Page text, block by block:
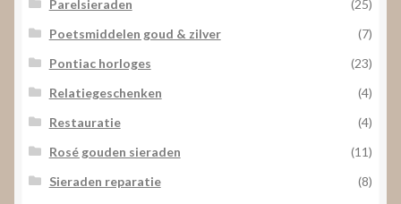
Poetsmiddelen goud & zilver
(7)
Pontiac horloges
(23)
Relatiegeschenken
(4)
Restauratie
(4)
Rosé gouden sieraden
(11)
Sieraden reparatie
(8)